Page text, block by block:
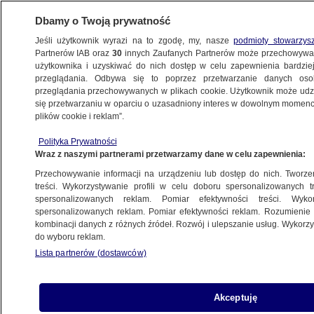
BIZNES
Z KRAJU
kadencji Sejmu ma kosztować ponad 42
miliony złotych
27.07.2022, 17:42
Udostępnij
Dbamy o Twoją prywatność
Jeśli użytkownik wyrazi na to zgodę, my, naszepodmioty
Partnerów IAB oraz30 innych Zaufanych Partnerów może
użytkownika i uzyskiwać do nich dostęp w celu zapewnienia
przeglądania. Odbywa się to poprzez przetwarzanie danych
przeglądania przechowywanych w plikach cookie. Użytkownik może
się przetwarzaniu w oparciu o uzasadniony interes w dowolnym
plików cookie i reklam”.
Polityka Prywatności
Wraz z naszymi partnerami przetwarzamy dane w celu zapewnienia:
Przechowywanie informacji na urządzeniu lub dostęp do nich.
treści. Wykorzystywanie profili w celu doboru spersonalizowanych
spersonalizowanych reklam. Pomiar efektywności treści.
spersonalizowanych reklam. Pomiar efektywności reklam.
kombinacji danych z różnych źródeł. Rozwój i ulepszanie usług.
do wyboru reklam.
Lista partnerów (dostawców)
Akceptuję